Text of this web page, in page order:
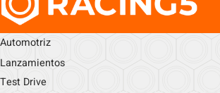
Automotriz
Lanzamientos
Test Drive